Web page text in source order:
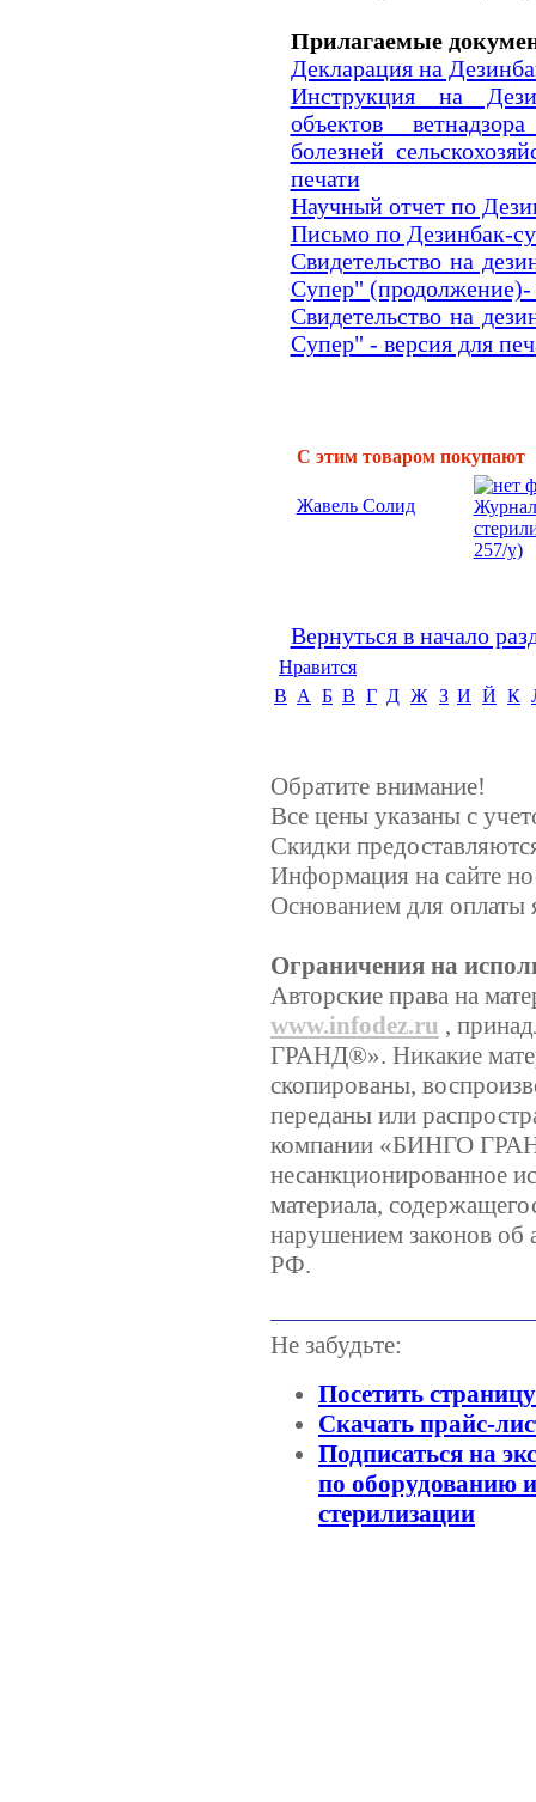
Прилагаемые
Декларация на
Инструкция на
объектов
болезней
печати
Научный отчет по
Письмо по Дезинбак-
Свидетельство на
Супер" (продолжение)-
Свидетельство на
Супер" - версия для
С этим товаром покупают
Жавель Солид
257/у)
Вернуться в начало
Нравится
B А Б В Г Д Ж З И Й К
Обратите внимание!
Все цены указаны с
Скидки
Информация на сайте
Основанием для оплаты
Ограничения на
Авторские права на
www.infodez.ru ,
ГРАНД®». Никакие
скопированы,
переданы или
компании «БИНГО
несанкционированное
материала,
нарушением законов об
РФ.
Не забудьте:
Посетить
Скачать прайс-
Подписаться на
по оборудованию
стерилизации